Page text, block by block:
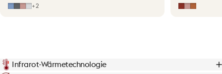
Mid Blue
GreyHellrosa
Light Grey
+2
Infrarot-Wärmetechnologie